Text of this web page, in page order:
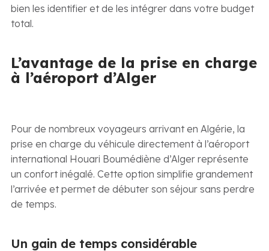
bien les identifier et de les intégrer dans votre budget
total.
L’avantage de la prise en charge
à l’aéroport d’Alger
Pour de nombreux voyageurs arrivant en Algérie, la
prise en charge du véhicule directement à l’aéroport
international Houari Boumédiène d’Alger représente
un confort inégalé. Cette option simplifie grandement
l’arrivée et permet de débuter son séjour sans perdre
de temps.
Un gain de temps considérable